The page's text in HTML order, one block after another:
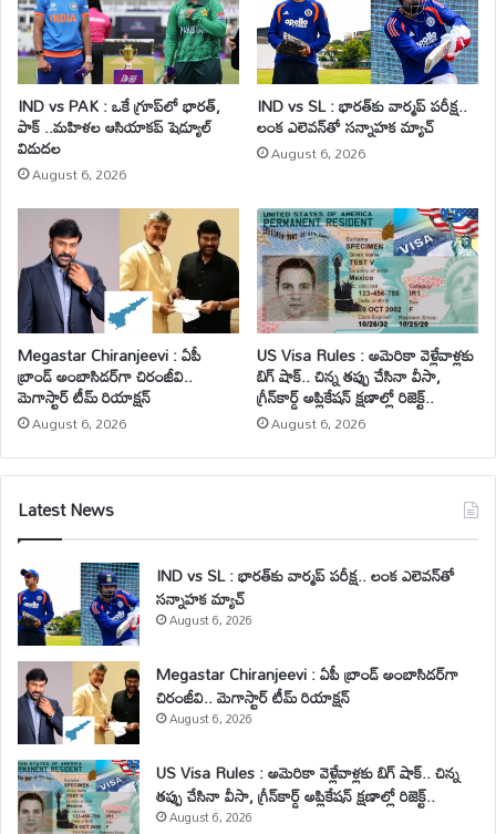
IND vs PAK : ఒకే గ్రూప్‌లో భారత్,
పాక్ ..మహిళల ఆసియాకప్ షెడ్యూల్
విడుదల
August 6, 2026
IND vs SL : భారత్‌కు వార్మప్ పరీక్ష..
లంక ఎలెవన్‌తో సన్నాహక మ్యాచ్
August 6, 2026
Megastar Chiranjeevi : ఏపీ
బ్రాండ్ అంబాసిడర్‌గా చిరంజీవి..
మెగాస్టార్ టీమ్ రియాక్షన్
August 6, 2026
US Visa Rules : అమెరికా వెళ్లేవాళ్లకు
బిగ్ షాక్.. చిన్న తప్పు చేసినా వీసా,
గ్రీన్‌కార్డ్ అప్లికేషన్ క్షణాల్లో రిజెక్ట్..
August 6, 2026
Latest News
IND vs SL : భారత్‌కు వార్మప్ పరీక్ష.. లంక ఎలెవన్‌తో
సన్నాహక మ్యాచ్
August 6, 2026
Megastar Chiranjeevi : ఏపీ బ్రాండ్ అంబాసిడర్‌గా
చిరంజీవి.. మెగాస్టార్ టీమ్ రియాక్షన్
August 6, 2026
US Visa Rules : అమెరికా వెళ్లేవాళ్లకు బిగ్ షాక్.. చిన్న
తప్పు చేసినా వీసా, గ్రీన్‌కార్డ్ అప్లికేషన్ క్షణాల్లో రిజెక్ట్..
August 6, 2026